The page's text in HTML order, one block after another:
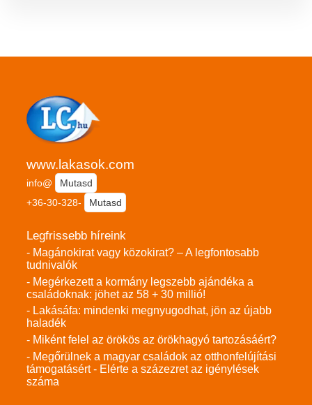
www.lakasok.com
info@
Mutasd
+36-30-328-
Mutasd
Legfrissebb híreink
- Magánokirat vagy közokirat? – A legfontosabb
tudnivalók
- Megérkezett a kormány legszebb ajándéka a
családoknak: jöhet az 58 + 30 millió!
- Lakásáfa: mindenki megnyugodhat, jön az újabb
haladék
- Miként felel az örökös az örökhagyó tartozásáért?
- Megőrülnek a magyar családok az otthonfelújítási
támogatásért - Elérte a százezret az igénylések
száma